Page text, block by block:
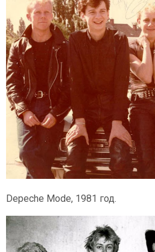
Depeche Mode, 1981 год.